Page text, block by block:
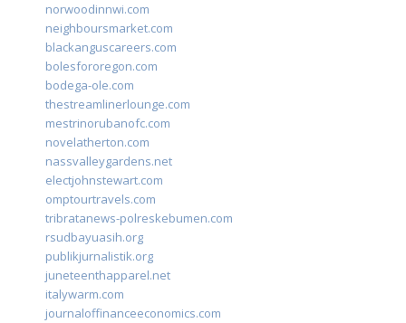
norwoodinnwi.com
neighboursmarket.com
blackanguscareers.com
bolesfororegon.com
bodega-ole.com
thestreamlinerlounge.com
mestrinorubanofc.com
novelatherton.com
nassvalleygardens.net
electjohnstewart.com
omptourtravels.com
tribratanews-polreskebumen.com
rsudbayuasih.org
publikjurnalistik.org
juneteenthapparel.net
italywarm.com
journaloffinanceeconomics.com